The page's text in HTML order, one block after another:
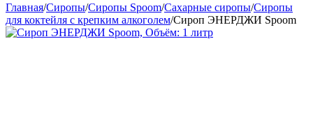
Главная/Сиропы/Сиропы Spoom/Сахарные сиропы/Сиропы
для коктейля с крепким алкоголем/Сироп ЭНЕРДЖИ Spoom